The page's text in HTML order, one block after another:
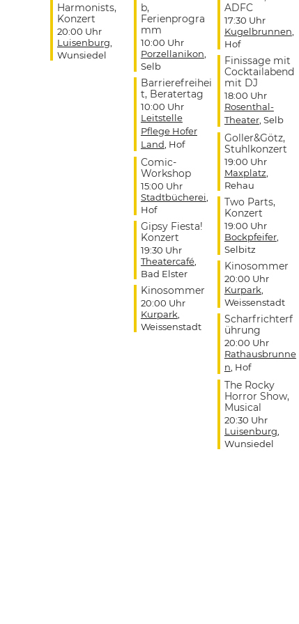
Harmonists,
Konzert
20:00 Uhr
Luisenburg
Wunsiedel
b,
Ferienprogra
mm
10:00 Uhr
Porzellanikon
Selb
Barrierefreihei
t, Beratertag
10:00 Uhr
Leitstelle
Pflege Hofer
Land , Hof
Comic-
Workshop
15:00 Uhr
Stadtbücherei
Hof
Gipsy Fiesta!
Konzert
19:30 Uhr
Theatercafé,
Bad Elster
Kinosommer
20:00 Uhr
Kurpark
Weissenstadt
ADFC
17:30 Uhr
Kugelbrunnen
Hof
Finissage mit
Cocktailabend
mit DJ
18:00 Uhr
Rosenthal-
Theater, Selb
Goller&Götz,
Stuhlkonzert
19:00 Uhr
Maxplatz
Rehau
Two Parts,
Konzert
19:00 Uhr
Bockpfeifer,
Selbitz
Kinosommer
20:00 Uhr
Kurpark
Weissenstadt
Scharfrichterf
ührung
20:00 Uhr
Rathausbrunne
n , Hof
The Rocky
Horror Show,
Musical
20:30 Uhr
Luisenburg
Wunsiedel